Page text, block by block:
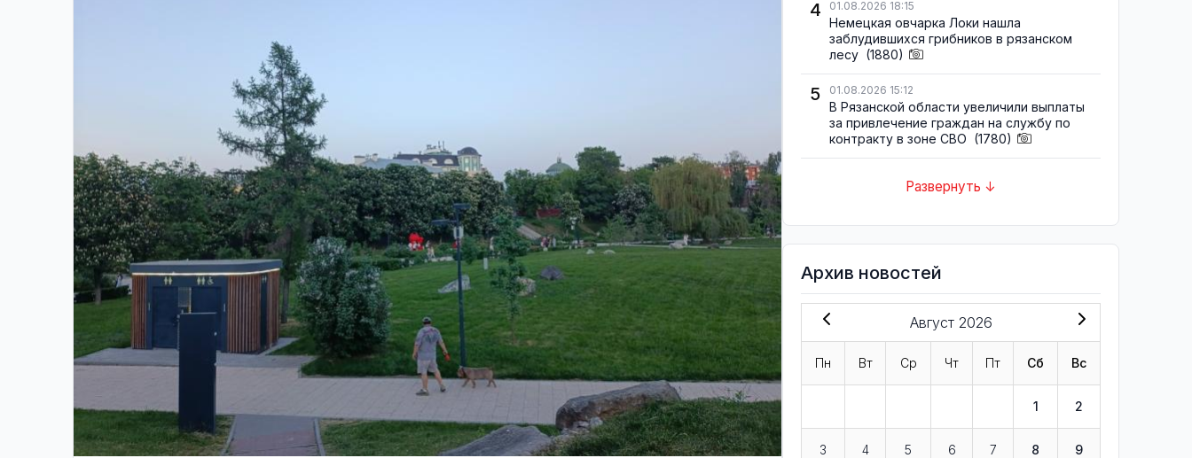
4 01.08.2026 18:15
Немецкая овчарка Локи нашла
заблудившихся грибников в рязанском
лесу (1880)
5 01.08.2026 15:12
В Рязанской области увеличили выплаты
за привлечение граждан на службу по
контракту в зоне СВО (1780)
Развернуть ↓
Архив новостей
Август 2026
Пн Вт Ср Чт Пт Сб Вс
1 2
3 4 5 6 7 8 9